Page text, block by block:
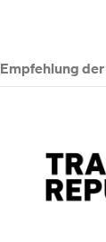
Empfehlung